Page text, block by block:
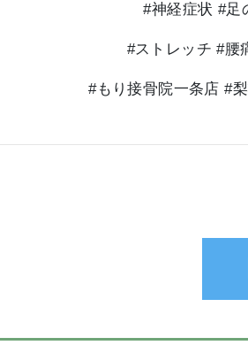
#神経症状 #足
#ストレッチ #腰
#もり接骨院一条店 #